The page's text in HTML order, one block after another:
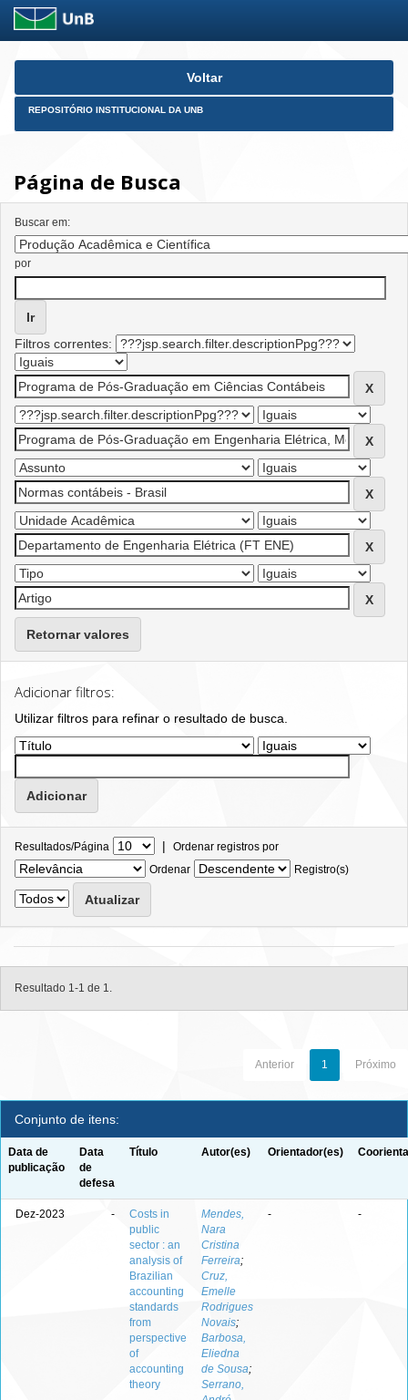
Skip
Voltar
REPOSITÓRIO INSTITUCIONAL DA UNB
Página de Busca
Buscar em:
por
Filtros correntes:
Retornar valores
Adicionar filtros:
Utilizar filtros para refinar o resultado de busca.
Resultados/Página | Ordenar registros por
Ordenar
Registro(s)
Resultado 1-1 de 1.
Anterior 1 Próximo
Conjunto de itens:
Data de
publicação
Data
de
defesa
Título Autor(es) Orientador(es)
Dez-2023 -
Costs in
public
sector : an
analysis of
Brazilian
accounting
standards
from
perspective
of
accounting
theory
Mendes,
Nara
Cristina
Ferreira;
Cruz,
Emelle
Rodrigues
Novais;
Barbosa,
Eliedna
de Sousa;
Serrano,
- -